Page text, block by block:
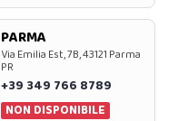
PARMA
Via Emilia Est, 7B, 43121 Parma
PR
+39 349 766 8789
NON DISPONIBILE